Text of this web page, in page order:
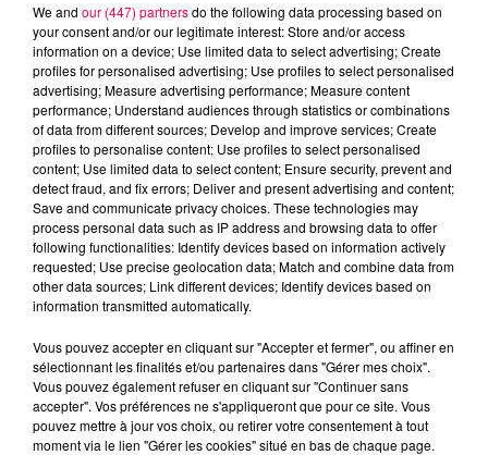
podcasts/2024/06/appel-patrick-spa-magiline.mp3
We and our (447) partnersdo the following data processing based on
your consent and/or our legitimate interest: Store and/or access
information on a device; Use limited data to select advertising; Create
profiles for personalised advertising; Use profiles to select personalised
advertising; Measure advertising performance; Measure content
performance; Understand audiences through statistics or combinations
of data from different sources; Develop and improve services; Create
profiles to personalise content; Use profiles to select personalised
content; Use limited data to select content; Ensure security, prevent and
detect fraud, and fix errors; Deliver and present advertising and content;
Save and communicate privacy choices. These technologies may
process personal data such as IP address and browsing data to offer
following functionalities: Identify devices based on information actively
requested; Use precise geolocation data; Match and combine data from
other data sources; Link different devices; Identify devices based on
information transmitted automatically.
Vous pouvez accepter en cliquant sur "Accepter et fermer", ou affiner en
sélectionnant les finalités et/ou partenaires dans "Gérer mes choix".
Vous pouvez également refuser en cliquant sur "Continuer sans
accepter". Vos préférences ne s'appliqueront que pour ce site. Vous
pouvez mettre à jour vos choix, ou retirer votre consentement à tout
moment via le lien "Gérer les cookies" situé en bas de chaque page.